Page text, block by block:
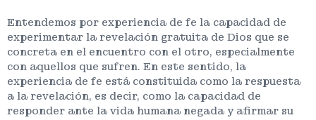
Entendemos por experiencia de fe la capacidad de
experimentar la revelación gratuita de Dios que se
concreta en el encuentro con el otro, especialmente
con aquellos que sufren. En este sentido, la
experiencia de fe está constituida como la respuesta
a la revelación, es decir, como la capacidad de
responder ante la vida humana negada y afirmar su